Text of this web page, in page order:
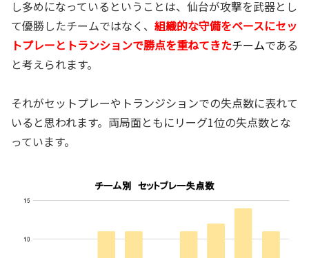
し多めになっているということは、仙台が攻撃を武器とし
て優勝したチームではなく、 組織的な守備をベースにセッ
トプレーとトランションで勝点を重ねてきたチームである
と考えられます。
それがセットプレーやトランジションでの失点数に表れて
いると思われます。両局面ともにリーグ1位の失点数とな
っています。